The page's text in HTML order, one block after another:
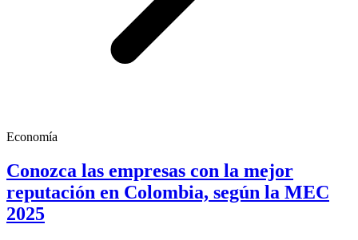
Economía
Conozca las empresas con la mejor
reputación en Colombia, según la MEC
2025